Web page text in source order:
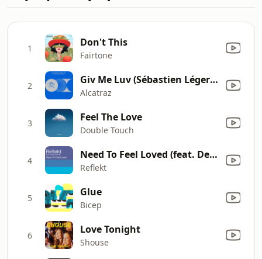
1 Don't This
Fairtone
2 Giv Me Luv (Sébastien Léger Remix)
Alcatraz
3 Feel The Love
Double Touch
4 Need To Feel Loved (feat. Delline Bass) [Adam K & Soha Vocal Mix]
Reflekt
5 Glue
Bicep
6 Love Tonight
Shouse